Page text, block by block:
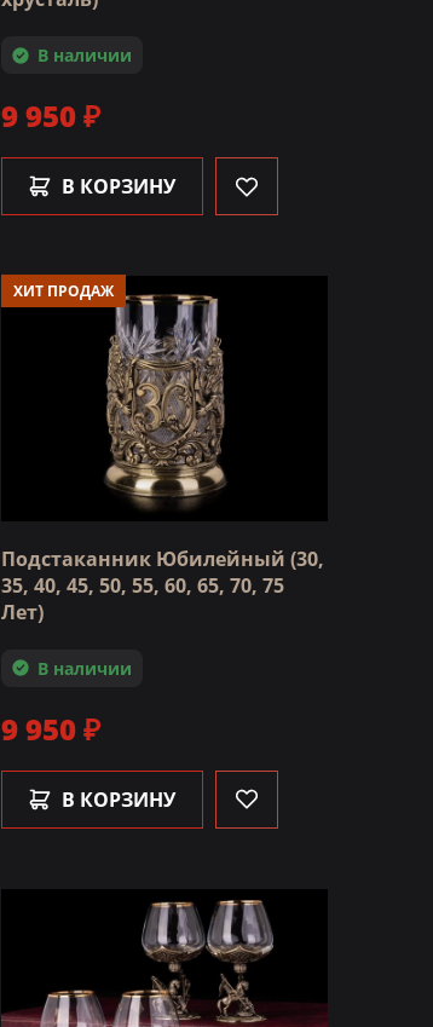
В наличии
9 950 ₽
В КОРЗИНУ
ХИТ ПРОДАЖ
Подстаканник Юбилейный (30,
35, 40, 45, 50, 55, 60, 65, 70, 75
Лет)
В наличии
9 950 ₽
В КОРЗИНУ